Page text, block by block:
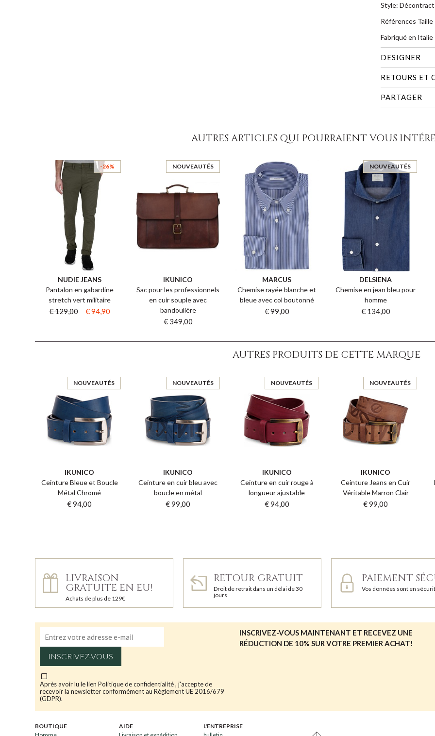
Style:
Références Taille
Fabriqué en Italie
DESIGNER
RETOURS ET
PARTAGER
AUTRES ARTICLES QUI POURRAIENT VOUS
-26%
NUDIE JEANS
Pantalon en gabardine
stretch vert militaire
€ 129,00 € 94,90
NOUVEAUTÉS
IKUNICO
Sac pour les professionnels
en cuir souple avec
bandoulière
€ 349,00
MARCUS
Chemise rayée blanche et
bleue avec col boutonné
€ 99,00
NOUVEAUTÉS
DELSIENA
Chemise en jean bleu pour
homme
€ 134,00
AUTRES PRODUITS DE CETTE MARQUE
NOUVEAUTÉS
IKUNICO
Ceinture Bleue et Boucle
Métal Chromé
€ 94,00
NOUVEAUTÉS
IKUNICO
Ceinture en cuir bleu avec
boucle en métal
€ 99,00
NOUVEAUTÉS
IKUNICO
Ceinture en cuir rouge à
longueur ajustable
€ 94,00
NOUVEAUTÉS
IKUNICO
Ceinture Jeans en Cuir
Véritable Marron Clair
€ 99,00
LIVRAISON
GRATUITE EN EU!
Achats de plus de 129€
RETOUR GRATUIT
Droit de retrait dans un délai de 30
jours
PAIEMENT
Vos données sont en
INSCRIVEZ-VOUS
Après avoir lu le lien Politique de confidentialité, j'accepte de
recevoir la newsletter conformément au Règlement UE 2016/679
(GDPR).
INSCRIVEZ-VOUS MAINTENANT ET RECEVEZ UNE
RÉDUCTION DE 10% SUR VOTRE PREMIER ACHAT!
BOUTIQUE
AIDE
L'ENTREPRISE